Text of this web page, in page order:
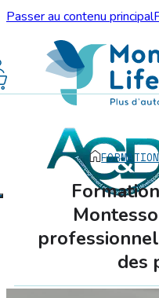
Passer au contenu principal
des